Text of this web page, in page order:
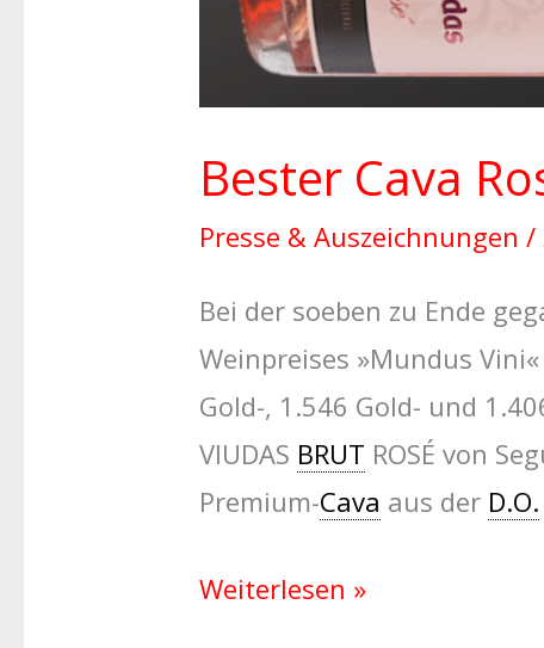
Bester Cava
Presse & Auszeichnungen /
Bei der soeben zu Ende
Weinpreises »Mundus
Gold-, 1.546 Gold- und
VIUDAS BRUT ROSÉ von
Premium-Cava aus der D.O.
Weiterlesen »